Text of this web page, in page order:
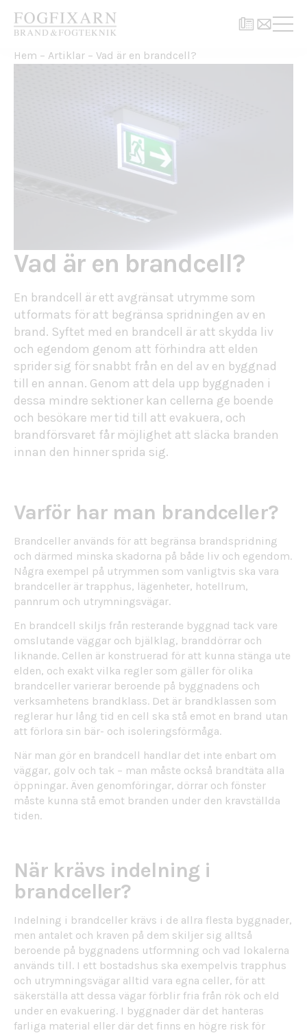
Hem – Artiklar – Vad är en brandcell?
Vad är en brandcell?
En brandcell är ett avgränsat utrymme som
utformats för att begränsa spridningen av en
brand. Syftet med en brandcell är att skydda liv
och egendom genom att förhindra att elden
sprider sig för snabbt från en del av en byggnad
till en annan. Genom att dela upp byggnaden i
dessa mindre sektioner kan cellerna ge boende
och besökare mer tid till att evakuera, och
brandförsvaret får möjlighet att släcka branden
innan den hinner sprida sig.
Varför har man brandceller?
Brandceller används för att begränsa brandspridning
och därmed minska skadorna på både liv och egendom.
Några exempel på utrymmen som vanligtvis ska vara
brandceller är trapphus, lägenheter, hotellrum,
pannrum och utrymningsvägar.
En brandcell skiljs från resterande byggnad tack vare
omslutande väggar och bjälklag, branddörrar och
liknande. Cellen är konstruerad för att kunna stänga ute
elden, och exakt vilka regler som gäller för olika
brandceller varierar beroende på byggnadens och
verksamhetens brandklass. Det är brandklassen som
reglerar hur lång tid en cell ska stå emot en brand utan
att förlora sin bär- och isoleringsförmåga.
När man gör en brandcell handlar det inte enbart om
väggar, golv och tak – man måste också brandtäta alla
öppningar. Även genomföringar, dörrar och fönster
måste kunna stå emot branden under den kravställda
tiden.
När krävs indelning i
brandceller?
Indelning i brandceller krävs i de allra flesta byggnader,
men antalet och kraven på dem skiljer sig alltså
beroende på byggnadens utformning och vad lokalerna
används till. I ett bostadshus ska exempelvis trapphus
och utrymningsvägar alltid vara egna celler, för att
säkerställa att dessa vägar förblir fria från rök och eld
under en evakuering. I byggnader där det hanteras
farliga material eller där det finns en högre risk för